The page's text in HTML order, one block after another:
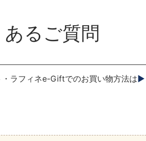
あるご質問
ラフィネe-Giftでのお買い物方法は▶